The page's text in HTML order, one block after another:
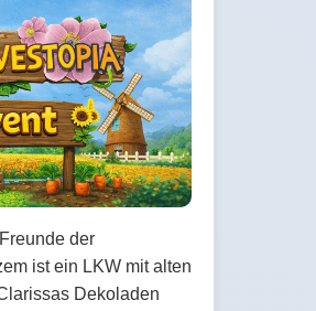
der
ist ein LKW mit alten
Dekoladen